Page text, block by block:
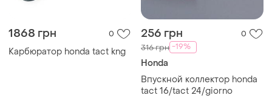
1868 грн 0
Карбюратор honda tact kng
256 грн 0
316 грн -19%
Honda
Впускной коллектор honda
tact 16/tact 24/giorno